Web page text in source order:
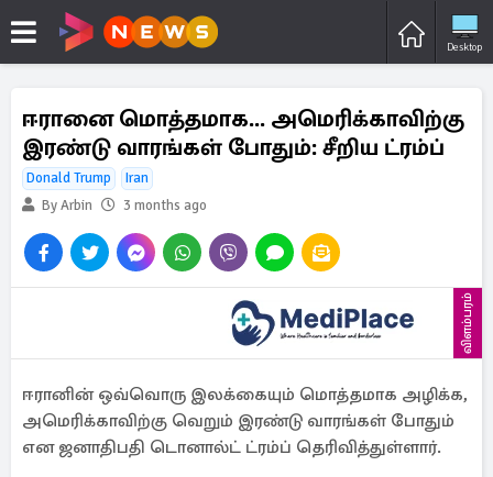
Desktop
ஈரானை மொத்தமாக... அமெரிக்காவிற்கு
இரண்டு வாரங்கள் போதும்: சீறிய ட்ரம்ப்
Donald Trump
Iran
By Arbin
3 months ago
விளம்பரம்
ஈரானின் ஒவ்வொரு இலக்கையும் மொத்தமாக அழிக்க,
அமெரிக்காவிற்கு வெறும் இரண்டு வாரங்கள் போதும்
என ஜனாதிபதி டொனால்ட் ட்ரம்ப் தெரிவித்துள்ளார்.